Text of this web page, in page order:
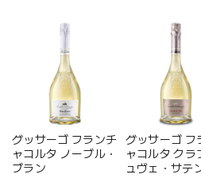
グッサーゴ フランチ
ャコルタ ノーブル・
ブラン
グッサーゴ フ
ャコルタ クラ
ュヴェ・サテ